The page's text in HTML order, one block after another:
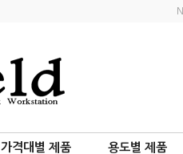
가격대별 제품 용도별 제품